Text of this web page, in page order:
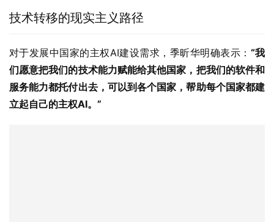
技术转移的现实主义路径
对于发展中国家的主权AI建设需求，季昕华明确表示： “我
们愿意把我们的技术能力赋能给其他国家，把我们的软件和
服务能力都托付出去，可以到各个国家，帮助每个国家都建
立起自己的主权AI。”